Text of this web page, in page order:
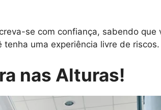
se com confiança, sabendo que
uma experiência livre de riscos.
nas Alturas!